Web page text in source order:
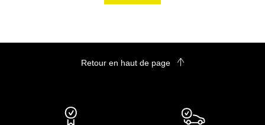
personnalisée ! Découvrez les autres voitures d'occasion
Retour en haut de page